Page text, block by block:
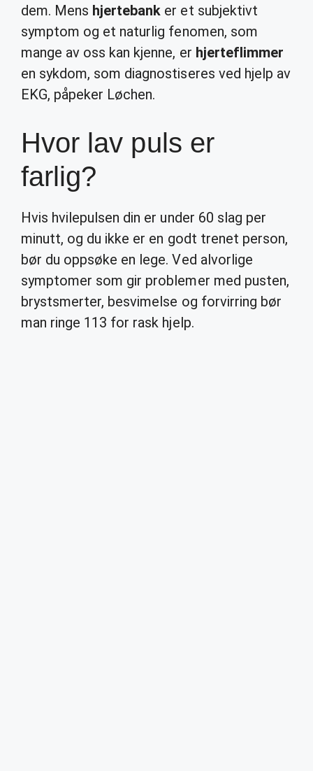
dem. Mens hjertebank er et subjektivt
symptom og et naturlig fenomen, som
mange av oss kan kjenne, er hjerteflimmer
en sykdom, som diagnostiseres ved hjelp av
EKG, påpeker Løchen.
Hvor lav puls er
farlig?
Hvis hvilepulsen din er under 60 slag per
minutt, og du ikke er en godt trenet person,
bør du oppsøke en lege. Ved alvorlige
symptomer som gir problemer med pusten,
brystsmerter, besvimelse og forvirring bør
man ringe 113 for rask hjelp.